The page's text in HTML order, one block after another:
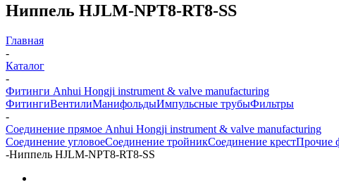
Ниппель HJLM-NPT8-RT8-SS
Главная
-
Каталог
-
Фитинги Anhui Hongji instrument & valve manufacturing
ФитингиВентилиМанифольдыИмпульсные трубыФильтры
-
Соединение прямое Anhui Hongji instrument & valve manufacturing
Соединение угловоеСоединение тройникСоединение крестПрочие
-Ниппель HJLM-NPT8-RT8-SS